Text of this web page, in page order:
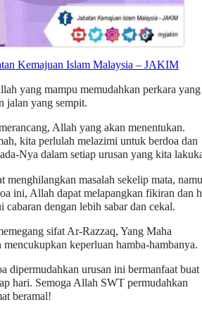
Kemajuan Islam Malaysia – JAKIM
yang mampu memudahkan perkara yang
jalan yang sempit.
Allah yang akan menentukan.
kita perlulah melazimi untuk berdoa dan
Nya dalam setiap urusan yang kita
menghilangkan masalah sekelip mata,
ini, Allah dapat melapangkan fikiran dan
cabaran dengan lebih sabar dan cekal.
sifat Ar-Razzaq, Yang Maha
keperluan hamba-hambanya.
dipermudahkan urusan ini bermanfaat buat
hari. Semoga Allah SWT permudahkan
beramal!